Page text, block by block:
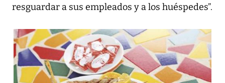
resguardar a sus empleados y a los huéspedes”.